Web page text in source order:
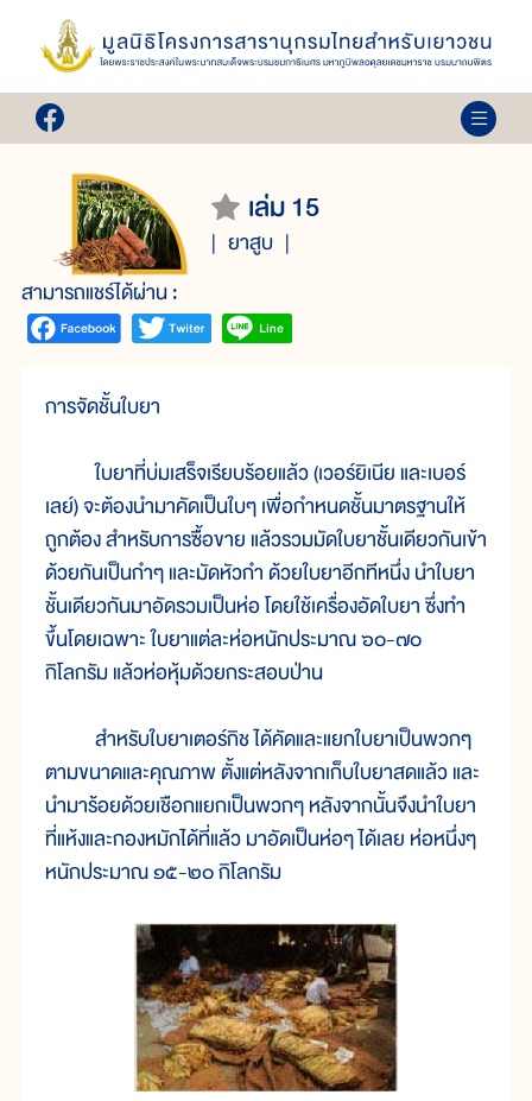
เล่ม 15
ยาสูบ
สามารถแชร์ได้ผ่าน :
การจัดชั้นใบยา
ใบยาที่บ่มเสร็จเรียบร้อยแล้ว (เวอร์ยิเนีย และเบอร์
เลย์) จะต้องนำมาคัดเป็นใบๆ เพื่อกำหนดชั้นมาตรฐานให้
ถูกต้อง สำหรับการซื้อขาย แล้วรวมมัดใบยาชั้นเดียวกันเข้า
ด้วยกันเป็นกำๆ และมัดหัวกำ ด้วยใบยาอีกทีหนึ่ง นำใบยา
ชั้นเดียวกันมาอัดรวมเป็นห่อ โดยใช้เครื่องอัดใบยา ซึ่งทำ
ขึ้นโดยเฉพาะ ใบยาแต่ละห่อหนักประมาณ ๖๐-๗๐
กิโลกรัม แล้วห่อหุ้มด้วยกระสอบป่าน
สำหรับใบยาเตอร์กิช ได้คัดและแยกใบยาเป็นพวกๆ
ตามขนาดและคุณภาพ ตั้งแต่หลังจากเก็บใบยาสดแล้ว และ
นำมาร้อยด้วยเชือกแยกเป็นพวกๆ หลังจากนั้นจึงนำใบยา
ที่แห้งและกองหมักได้ที่แล้ว มาอัดเป็นห่อๆ ได้เลย ห่อหนึ่งๆ
หนักประมาณ ๑๕-๒๐ กิโลกรัม